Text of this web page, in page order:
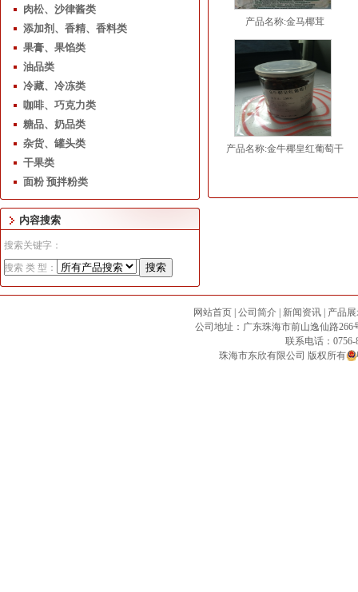
肉松、沙律酱类
添加剂、香精、香料类
果膏、果馅类
油品类
冷藏、冷冻类
咖啡、巧克力类
糖品、奶品类
杂货、罐头类
干果类
面粉 预拌粉类
内容搜索
搜索关键字：
搜索 类 型：
产品名称:金马椰茸
产品名称:金牛椰皇红葡萄干
网站首页 公司简介 新闻资讯
产品
公司地址：广东珠海市前山逸仙路266
联系电话：0756-
珠海市东欣有限公司 版权所有